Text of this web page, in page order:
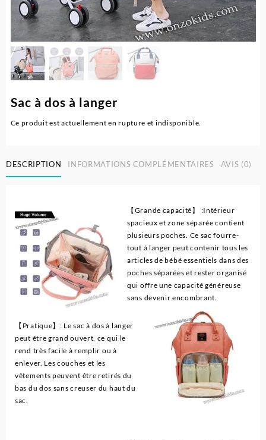
Sac à dos à langer
Ce produit est actuellement en rupture et indisponible.
DESCRIPTION INFORMATIONS COMPLÉMENTAIRES AVIS (0)
【Grande capacité】 :Intérieur
spacieux et zone séparée contient
plusieurs poches. Ce sac fourre-
tout à langer peut contenir tous les
articles de bébé essentiels dans des
poches séparées et rester organisé
qui offre une capacité généreuse
sans devenir encombrant.
【Pratique】: Le sac à dos à langer
peut être grand ouvert, ce qui le
rend très facile à remplir ou à
enlever. Les couches et les
vêtements peuvent être retirés du
bas du dos sans creuser du haut du
sac.